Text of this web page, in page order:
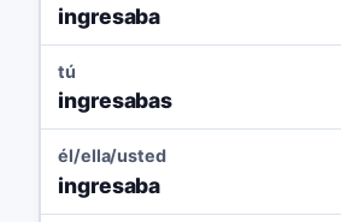
ingresaba
tú
ingresabas
él/ella/usted
ingresaba